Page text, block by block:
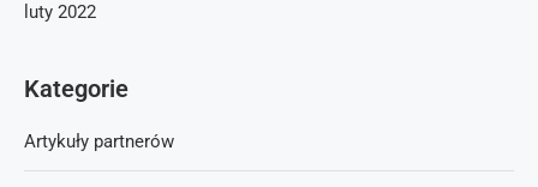
luty 2022
Kategorie
Artykuły partnerów